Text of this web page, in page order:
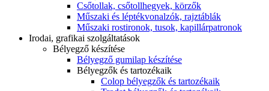
Csőtollak, csőtollhegyek, körzők
Műszaki és léptékvonalzók, rajztáblák
Műszaki rostironok, tusok, kapillárpatronok
Irodai, grafikai szolgáltatások
Bélyegző készítése
Bélyegző gumilap készítése
Bélyegzők és tartozékaik
Colop bélyegzők és tartozékaik